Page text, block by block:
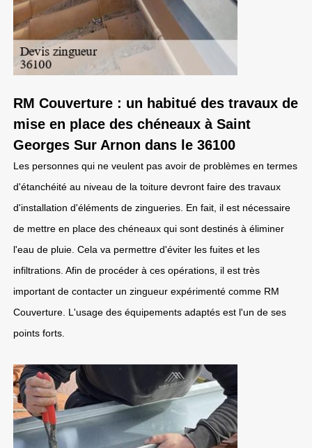
RM Couverture : un habitué des travaux de
mise en place des chéneaux à Saint
Georges Sur Arnon dans le 36100
Les personnes qui ne veulent pas avoir de problèmes en termes
d'étanchéité au niveau de la toiture devront faire des travaux
d'installation d'éléments de zingueries. En fait, il est nécessaire
de mettre en place des chéneaux qui sont destinés à éliminer
l'eau de pluie. Cela va permettre d'éviter les fuites et les
infiltrations. Afin de procéder à ces opérations, il est très
important de contacter un zingueur expérimenté comme RM
Couverture. L'usage des équipements adaptés est l'un de ses
points forts.